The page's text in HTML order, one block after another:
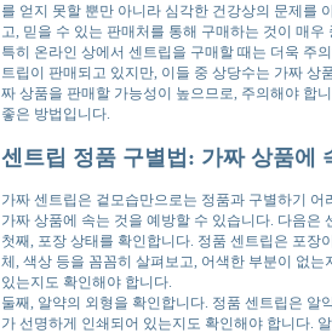
를 얻지 못할 뿐만 아니라 심각한 건강상의 문제를
고, 믿을 수 있는 판매처를 통해 구매하는 것이 매우
특히 온라인 상에서 센트립을 구매할 때는 더욱 주
트립이 판매되고 있지만, 이들 중 상당수는 가짜
짜 상품을 판매할 가능성이 높으므로, 주의해야 합
좋은 방법입니다.
센트립 정품 구별법: 가짜 상품에
가짜 센트립은 겉모습만으로는 정품과 구별하기
가짜 상품에 속는 것을 예방할 수 있습니다. 다음은
첫째, 포장 상태를 확인합니다. 정품 센트립은 포
체, 색상 등을 꼼꼼히 살펴보고, 어색한 부분이 없
있는지도 확인해야 합니다.
둘째, 알약의 외형을 확인합니다. 정품 센트립은 알
가 선명하게 인쇄되어 있는지도 확인해야 합니다.